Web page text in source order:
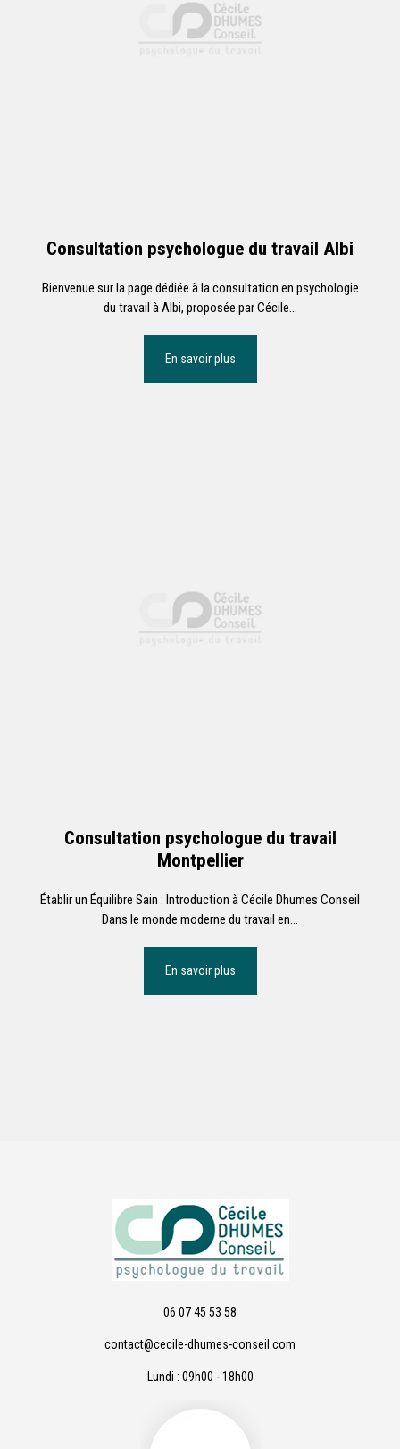
Consultation psychologue du travail Albi
Bienvenue sur la page dédiée à la consultation en psychologie
du travail à Albi, proposée par Cécile...
En savoir plus
Consultation psychologue du travail
Montpellier
Établir un Équilibre Sain : Introduction à Cécile Dhumes Conseil
Dans le monde moderne du travail en...
En savoir plus
06 07 45 53 58
contact@cecile-dhumes-conseil.com
Lundi : 09h00 - 18h00